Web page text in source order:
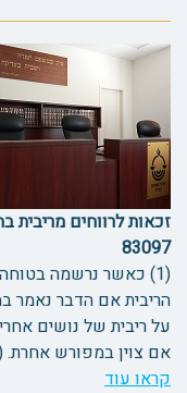
זכאות לרווחים מריבית
83097
(1) כאשר נרשמה
על ריבית של נושים
אם צוין במפורש אחרת. (3) ניתן
קראו עוד